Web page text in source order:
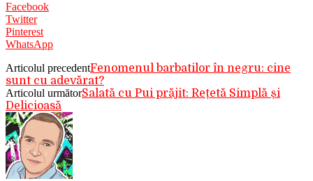
Facebook
Twitter
Pinterest
WhatsApp
Articolul precedentFenomenul barbatilor în negru: cine
sunt cu adevărat?
Articolul următorSalată cu Pui prăjit: Rețetă Simplă și
Delicioasă